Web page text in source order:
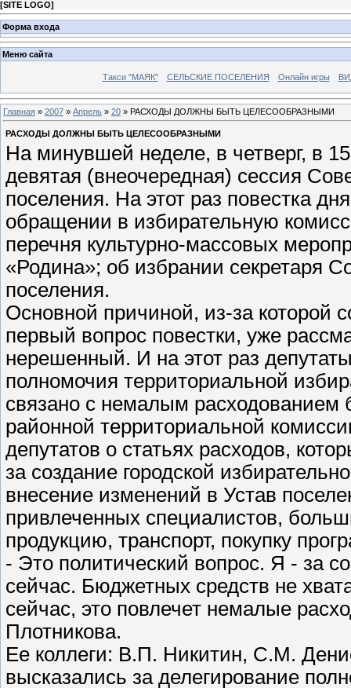
[SITE LOGO]
Форма входа
Меню сайта
Такси "МАЯК" СЕЛЬСКИЕ ПОСЕЛЕНИЯ Онлайн игры
Главная » 2007 » Апрель » 20 » РАСХОДЫ ДОЛЖНЫ БЫТЬ ЦЕЛЕСООБРАЗНЫМИ
РАСХОДЫ ДОЛЖНЫ БЫТЬ ЦЕЛЕСООБРАЗНЫМИ
На минувшей неделе, в четверг, в
девятая (внеочередная) сессия
поселения. На этот раз повестка
обращении в избирательную
перечня культурно-массовых
«Родина»; об избрании секретаря
поселения.
Основной причиной, из-за которой
первый вопрос повестки, уже
нерешенный. И на этот раз
полномочия территориальной
связано с немалым расходованием
районной территориальной
депутатов о статьях расходов,
за создание городской
внесение изменений в Устав
привлеченных специалистов,
продукцию, транспорт, покупку
- Это политический вопрос. Я - за
сейчас. Бюджетных средств не
сейчас, это повлечет немалые
Плотникова.
Ее коллеги: В.П. Никитин, С.М.
высказались за делегирование